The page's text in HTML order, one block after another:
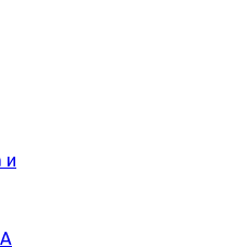
и